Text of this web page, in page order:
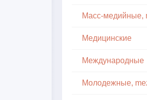
Медицинские
Международные